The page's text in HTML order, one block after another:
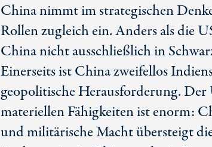
China nimmt im strategischen
Rollen zugleich ein. Anders als die
China nicht ausschließlich in
Einerseits ist China zweifellos
geopolitische Herausforderung.
materiellen Fähigkeiten ist enorm:
und militärische Macht übersteigt